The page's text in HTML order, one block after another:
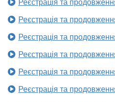
Реєстрація та
Реєстрація та
Реєстрація та
Реєстрація та
Реєстрація та
Реєстрація та